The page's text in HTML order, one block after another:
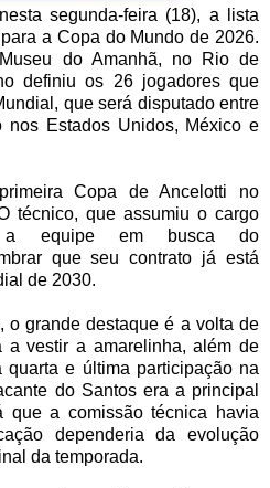
segunda-feira (18), a lista
a Copa do Mundo de 2026.
do Amanhã, no Rio de
definiu os 26 jogadores que
que será disputado entre
Estados Unidos, México e
Copa de Ancelotti no
técnico, que assumiu o cargo
a equipe em busca do
que seu contrato já está
de 2030.
o grande destaque é a volta de
a vestir a amarelinha, além de
quarta e última participação na
do Santos era a principal
que a comissão técnica havia
dependeria da evolução
da temporada.